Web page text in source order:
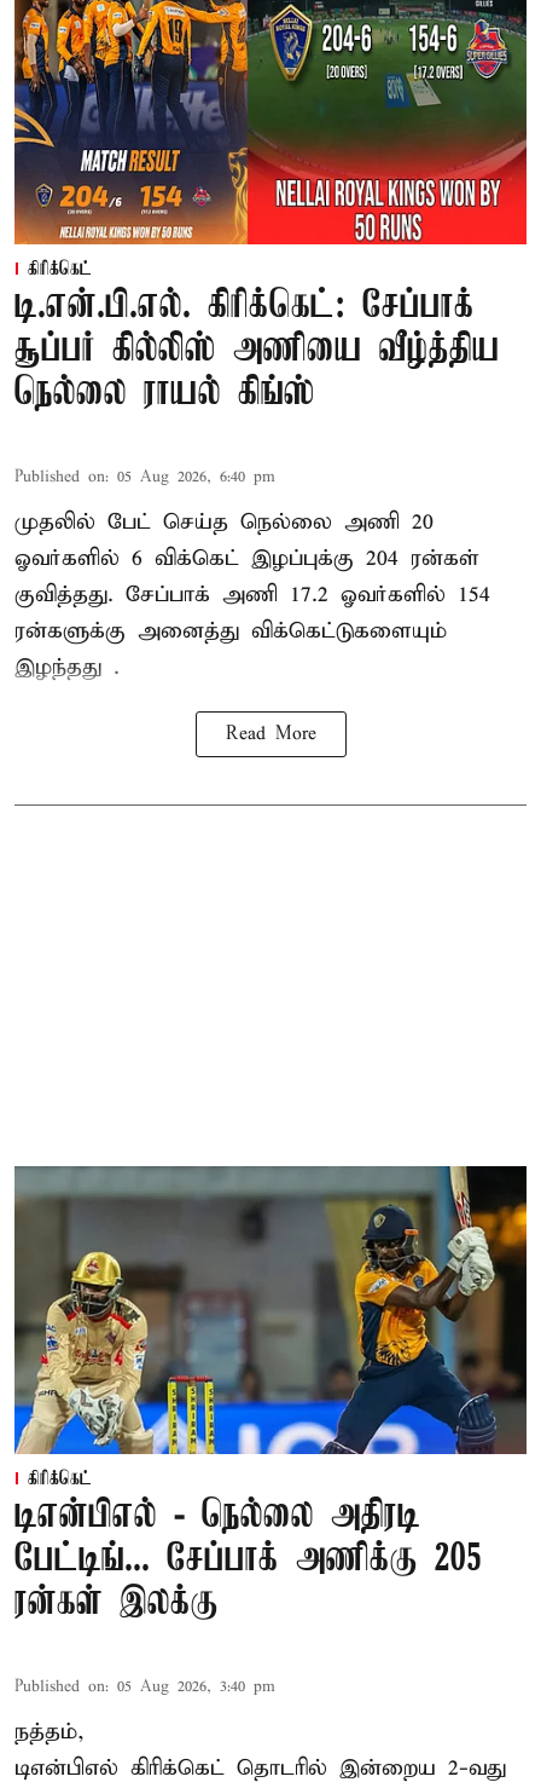
கிரிக்கெட்
டி.என்.பி.எல். கிரிக்கெட்: சேப்பாக்
சூப்பர் கில்லிஸ் அணியை வீழ்த்திய
நெல்லை ராயல் கிங்ஸ்
Published on: 05 Aug 2026, 6:40 pm
முதலில் பேட் செய்த நெல்லை அணி 20
ஓவர்களில் 6 விக்கெட் இழப்புக்கு 204 ரன்கள்
குவித்தது. சேப்பாக் அணி 17.2 ஓவர்களில் 154
ரன்களுக்கு அனைத்து விக்கெட்டுகளையும்
இழந்தது .
Read More
கிரிக்கெட்
டிஎன்பிஎல் - நெல்லை அதிரடி
பேட்டிங்... சேப்பாக் அணிக்கு 205
ரன்கள் இலக்கு
Published on: 05 Aug 2026, 3:40 pm
நத்தம்,
டிஎன்பிஎல் கிரிக்கெட் தொடரில் இன்றைய 2-வது